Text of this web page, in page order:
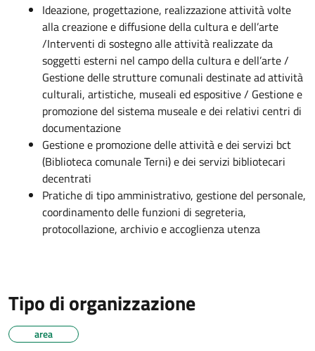
Ideazione, progettazione, realizzazione attività volte
alla creazione e diffusione della cultura e dell’arte
/Interventi di sostegno alle attività realizzate da
soggetti esterni nel campo della cultura e dell’arte /
Gestione delle strutture comunali destinate ad attività
culturali, artistiche, museali ed espositive / Gestione e
promozione del sistema museale e dei relativi centri di
documentazione
Gestione e promozione delle attività e dei servizi bct
(Biblioteca comunale Terni) e dei servizi bibliotecari
decentrati
Pratiche di tipo amministrativo, gestione del personale,
coordinamento delle funzioni di segreteria,
protocollazione, archivio e accoglienza utenza
Tipo di organizzazione
area